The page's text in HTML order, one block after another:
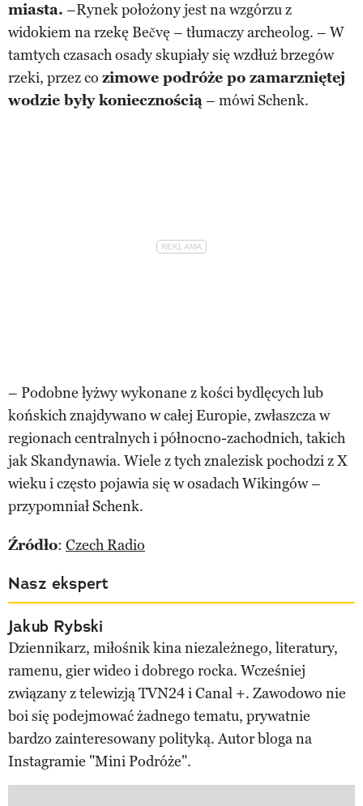
miasta. –Rynek położony jest na wzgórzu z
widokiem na rzekę Bečvę – tłumaczy archeolog. – W
tamtych czasach osady skupiały się wzdłuż brzegów
rzeki, przez co zimowe podróże po zamarzniętej
wodzie były koniecznością– mówi Schenk.
– Podobne łyżwy wykonane z kości bydlęcych lub
końskich znajdywano w całej Europie, zwłaszcza w
regionach centralnych i północno-zachodnich, takich
jak Skandynawia. Wiele z tych znalezisk pochodzi z X
wieku i często pojawia się w osadach Wikingów –
przypomniał Schenk.
Źródło: Czech Radio
Nasz ekspert
Jakub Rybski
Dziennikarz, miłośnik kina niezależnego, literatury,
ramenu, gier wideo i dobrego rocka. Wcześniej
związany z telewizją TVN24 i Canal +. Zawodowo nie
boi się podejmować żadnego tematu, prywatnie
bardzo zainteresowany polityką. Autor bloga na
Instagramie "Mini Podróże".